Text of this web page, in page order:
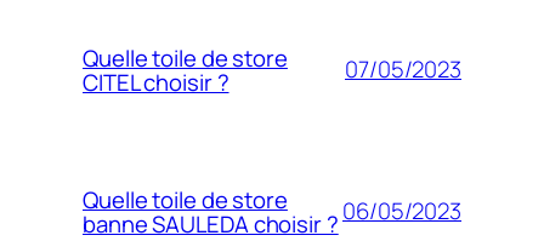
Quelle toile de store
CITEL choisir ? 07/05/2023
Quelle toile de store
banne SAULEDA choisir ?06/05/2023